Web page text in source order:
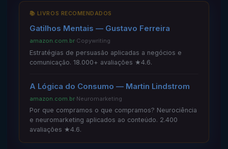
📚 LIVROS RECOMENDADOS
Gatilhos Mentais — Gustavo Ferreira
amazon.com.br·Copywriting
Estratégias de persuasão aplicadas a negócios e
comunicação. 18.000+ avaliações ★4.6.
A Lógica do Consumo — Martin Lindstrom
amazon.com.br·Neuromarketing
Por que compramos o que compramos? Neurociência
e neuromarketing aplicados ao conteúdo. 2.400
avaliações ★4.6.